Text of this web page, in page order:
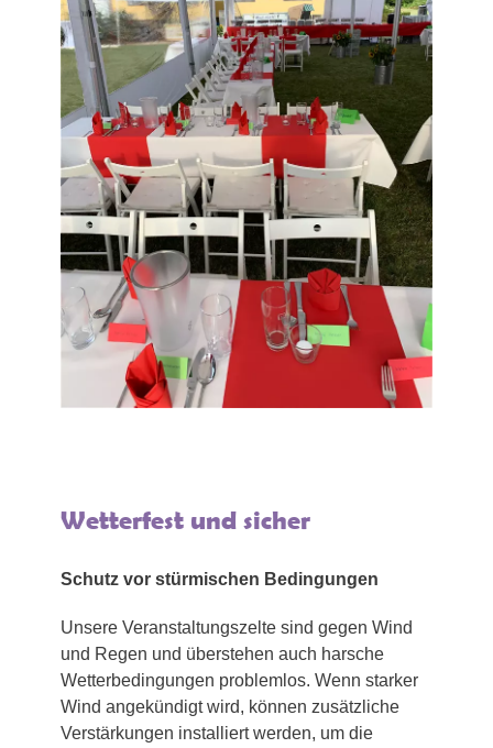
Wetterfest und sicher
Schutz vor stürmischen Bedingungen
Unsere Veranstaltungszelte sind gegen Wind
und Regen und überstehen auch harsche
Wetterbedingungen problemlos. Wenn starker
Wind angekündigt wird, können zusätzliche
Verstärkungen installiert werden, um die